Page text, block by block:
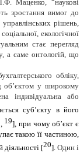
Маценко, “наукові
зростання вимог до
рішень,
екологічної
стає перегляд
а саме онтологій, що
обліку,
об’єктом у широкому
індивідуальна або
суб’єкту в його
19], при чому об’єкт є
такою її частиною,
діяльності [20]. Один і